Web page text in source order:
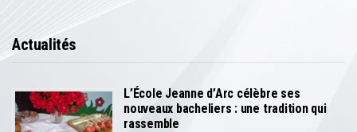
Actualités
L’École Jeanne d’Arc célèbre ses
nouveaux bacheliers : une tradition qui
rassemble